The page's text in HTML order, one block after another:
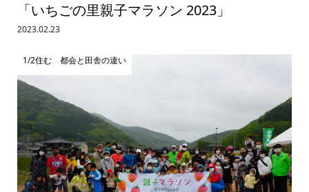
「いちごの里親子マラソン 2023」
2023.02.23
1/2住む 都会と田舎の違い